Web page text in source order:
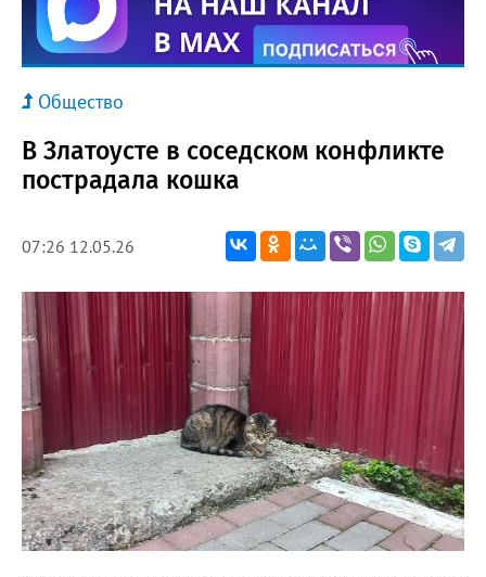
Общество
В Златоусте в соседском конфликте
пострадала кошка
07:26 12.05.26